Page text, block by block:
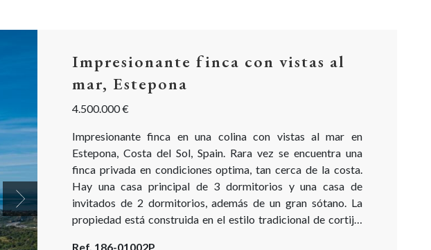
Next
Impresionante finca con vistas al
mar, Estepona
4.500.000 €
Impresionante finca en una colina con vistas al mar en
Estepona, Costa del Sol, Spain. Rara vez se encuentra una
finca privada en condiciones optima, tan cerca de la costa.
Hay una casa principal de 3 dormitorios y una casa de
invitados de 2 dormitorios, además de un gran sótano. La
propiedad está construida en el estilo tradicional de cortijo,
Ref. 186-01002P